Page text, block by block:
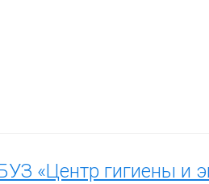
«Центр гигиены и